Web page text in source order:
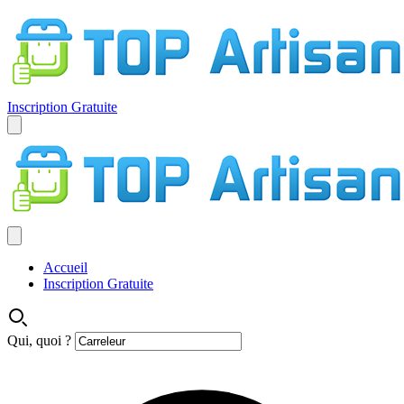
Inscription Gratuite
Accueil
Inscription Gratuite
Qui, quoi ?